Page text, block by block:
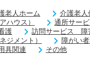
老人ホーム 介護老人
ハウス） 通所サービ
護 訪問サービス 障
ジメント） 障がい
具関連 その他